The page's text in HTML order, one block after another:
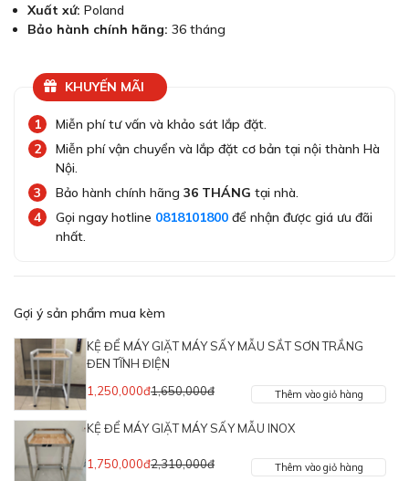
Xuất xứ: Poland
Bảo hành chính hãng: 36 tháng
KHUYẾN MÃI
Miễn phí tư vấn và khảo sát lắp đặt.
Miễn phí vận chuyển và lắp đặt cơ bản tại nội thành Hà
Nội.
Bảo hành chính hãng 36 THÁNG tại nhà.
Gọi ngay hotline 0818101800 để nhận được giá ưu đãi
nhất.
Gợi ý sản phẩm mua kèm
KỆ ĐỂ MÁY GIẶT MÁY SẤY MẪU SẮT SƠN TRẮNG
ĐEN TĨNH ĐIỆN
1,250,000đ1,650,000đ Thêm vào giỏ hàng
KỆ ĐỂ MÁY GIẶT MÁY SẤY MẪU INOX
1,750,000đ2,310,000đ Thêm vào giỏ hàng